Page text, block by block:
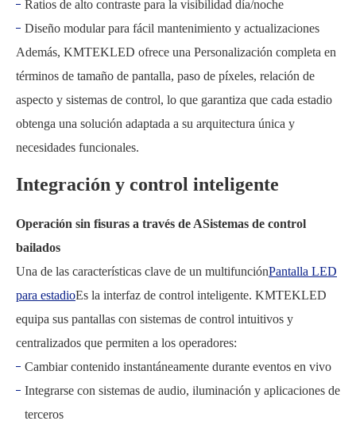
Ratios de alto contraste para la visibilidad día/noche
Diseño modular para fácil mantenimiento y actualizaciones
Además, KMTEKLED ofrece una Personalización completa en
términos de tamaño de pantalla, paso de píxeles, relación de
aspecto y sistemas de control, lo que garantiza que cada estadio
obtenga una solución adaptada a su arquitectura única y
necesidades funcionales.
Integración y control inteligente
Operación sin fisuras a través de ASistemas de control
bailados
Una de las características clave de un multifunciónPantalla LED
para estadioEs la interfaz de control inteligente. KMTEKLED
equipa sus pantallas con sistemas de control intuitivos y
centralizados que permiten a los operadores:
Cambiar contenido instantáneamente durante eventos en vivo
Integrarse con sistemas de audio, iluminación y aplicaciones de
terceros